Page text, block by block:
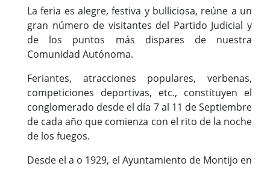
La feria es alegre, festiva y bulliciosa, reúne a un
gran número de visitantes del Partido Judicial y
de los puntos más dispares de nuestra
Comunidad Autónoma.
Feriantes, atracciones populares, verbenas,
competiciones deportivas, etc., constituyen el
conglomerado desde el día 7 al 11 de Septiembre
de cada año que comienza con el rito de la noche
de los fuegos.
Desde el a o 1929, el Ayuntamiento de Montijo en